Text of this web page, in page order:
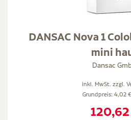
DANSAC Nova 1
mini
Dansac
inkl. MwSt. zzgl.
Grundpreis: 4,02